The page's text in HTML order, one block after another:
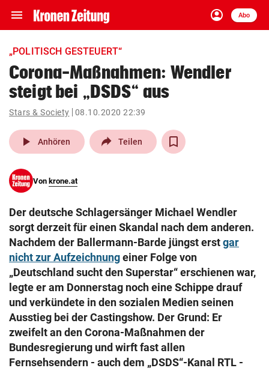
menu Navigation
ein-/ausklappen
account_circle
Anmelden
Abo
close Schließen
account_circle Anmelden
pin_drop
Wien arrow_right
search
eingeben
© Krone Multimedia GmbH & Co KG 2026
Muthgasse 2, 1190 Wien
„POLITISCH GESTEUERT“
Corona-Maßnahmen: Wendler
steigt bei „DSDS“ aus
Stars & Society 08.10.2020 22:39
play_arrow Anhören Teilen
Von krone.at
Der deutsche Schlagersänger Michael Wendler
sorgt derzeit für einen Skandal nach dem anderen.
Nachdem der Ballermann-Barde jüngst erstgar
nicht zur Aufzeichnungeiner Folge von
„Deutschland sucht den Superstar“ erschienen war,
legte er am Donnerstag noch eine Schippe drauf
und verkündete in den sozialen Medien seinen
Ausstieg bei der Castingshow. Der Grund: Er
zweifelt an den Corona-Maßnahmen der
Bundesregierung und wirft fast allen
Fernsehsendern - auch dem „DSDS“-Kanal RTL -